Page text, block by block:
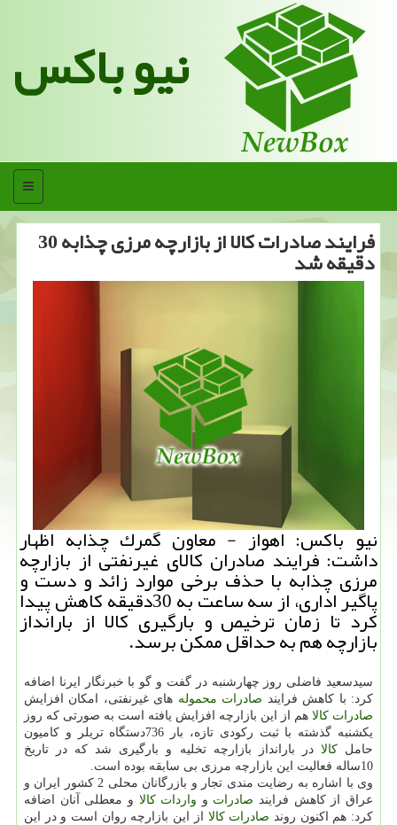
نیو باکس
منو
فرایند صادرات كالا از بازارچه مرزی چذابه 30
دقیقه شد
نیو باكس: اهواز - معاون گمرك چذابه اظهار
داشت: فرایند صادران كالای غیرنفتی از بازارچه
مرزی چذابه با حذف برخی موارد زائد و دست و
پاگیر اداری، از سه ساعت به 30دقیقه كاهش پیدا
كرد تا زمان ترخیص و بارگیری كالا از بارانداز
بازارچه هم به حداقل ممكن برسد.
سیدسعید فاضلی روز چهارشنبه در گفت و گو با خبرنگار ایرنا اضافه
كرد: با كاهش فرایند صادرات محموله های غیرنفتی، امكان افزایش
صادرات كالا هم از این بازارچه افزایش یافته است به صورتی كه روز
یكشنبه گذشته با ثبت ركودی تازه، بار 736دستگاه تریلر و كامیون
حاملكالا در بارانداز بازارچه تخلیه و بارگیری شد كه در تاریخ
10ساله فعالیت این بازارچه مرزی بی سابقه بوده است.
وی با اشاره به رضایت مندی تجار و بازرگانان محلی 2 كشور ایران و
عراق از كاهش فرایند صادرات و واردات كالا و معطلی آنان اضافه
كرد: هم اكنون روند صادرات كالا از این بازارچه روان است و در این